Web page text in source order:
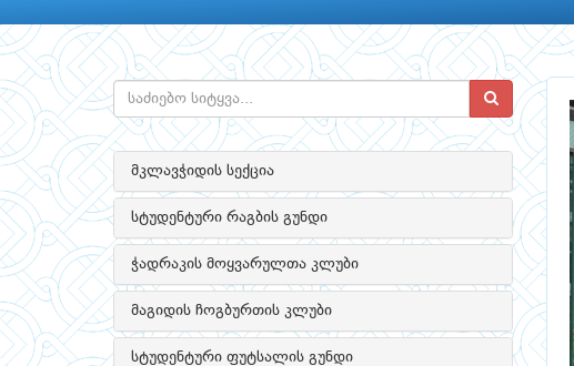
მკლავჭიდის სექცია
სტუდენტური რაგბის გუნდი
ჭადრაკის მოყვარულთა კლუბი
მაგიდის ჩოგბურთის კლუბი
სტუდენტური ფუტსალის გუნდი